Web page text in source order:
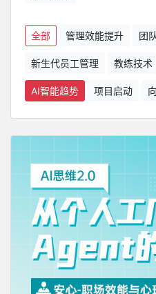
全部 管理效能提升 团
新生代员工管理 教练技术
AI智能趋势 项目启动